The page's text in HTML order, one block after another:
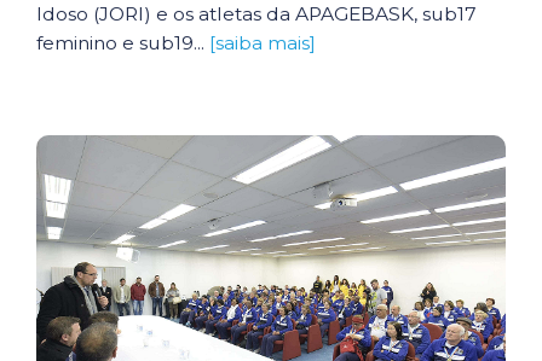
Idoso (JORI) e os atletas da APAGEBASK, sub17
feminino e sub19... [saiba mais]